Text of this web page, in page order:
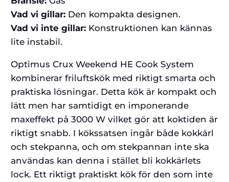
Vad vi gillar: Den kompakta designen.
Vad vi inte gillar: Konstruktionen kan kännas
lite instabil.
Optimus Crux Weekend HE Cook System
kombinerar friluftskök med riktigt smarta och
praktiska lösningar. Detta kök är kompakt och
lätt men har samtidigt en imponerande
maxeffekt på 3000 W vilket gör att koktiden är
riktigt snabb. I kökssatsen ingår både kokkärl
och stekpanna, och om stekpannan inte ska
användas kan denna i stället bli kokkärlets
lock. Ett riktigt praktiskt kök för den som inte